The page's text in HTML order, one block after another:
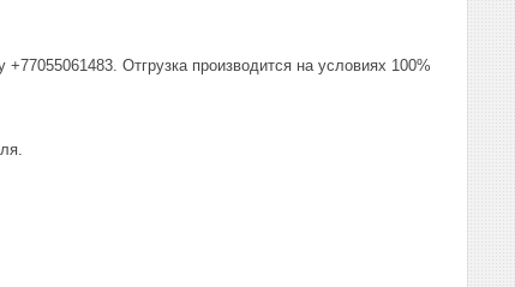
Отгрузка производится на условиях 100%